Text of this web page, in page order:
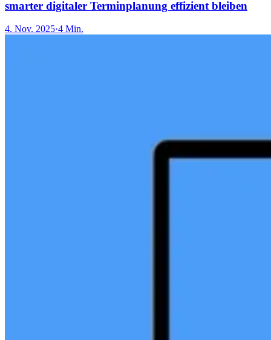
smarter digitaler Terminplanung effizient bleiben
4. Nov. 2025·4 Min.